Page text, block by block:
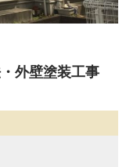
・外壁塗装工事